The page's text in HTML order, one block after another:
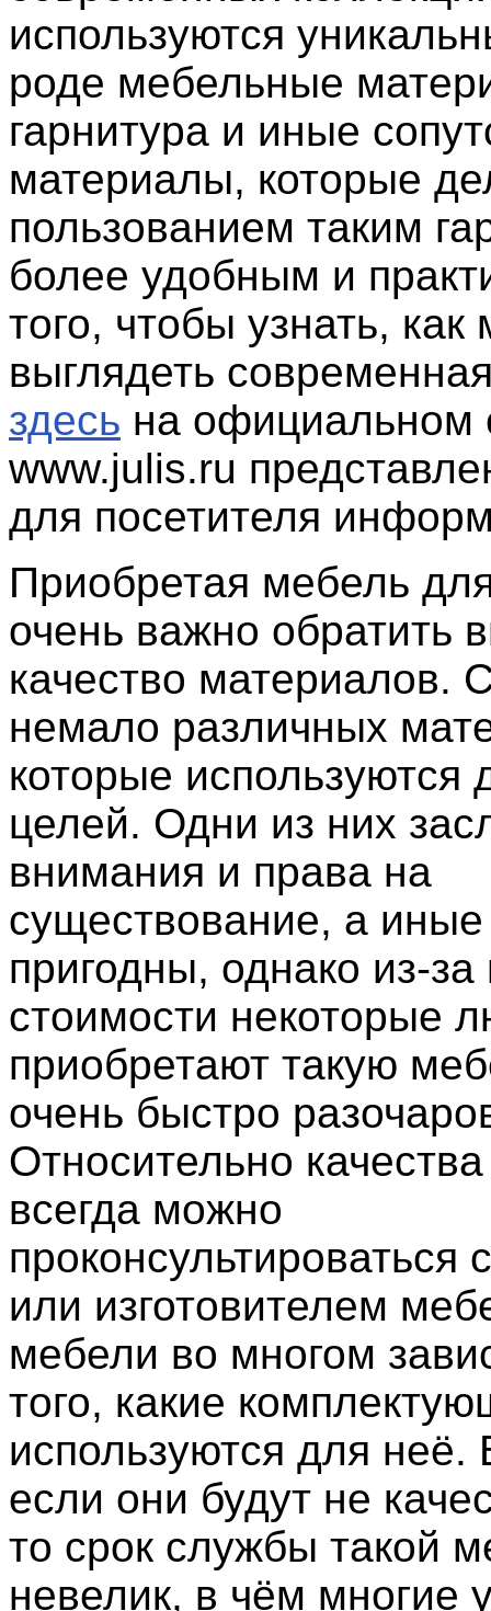
используются
роде мебельные
гарнитура и иные
материалы, которые
пользованием таким
более удобным и
того, чтобы узнать, как
выглядеть
здесь на официальном
www.julis.ru
для посетителя
Приобретая мебель
очень важно обратить
качество материалов.
немало различных
которые используются
целей. Одни из них
внимания и права на
существование, а
пригодны, однако из-за
стоимости некоторые
приобретают такую
очень быстро
Относительно
всегда можно
проконсультироваться
или изготовителем
мебели во многом
того, какие
используются для неё.
если они будут не
то срок службы такой
невелик, в чём многие